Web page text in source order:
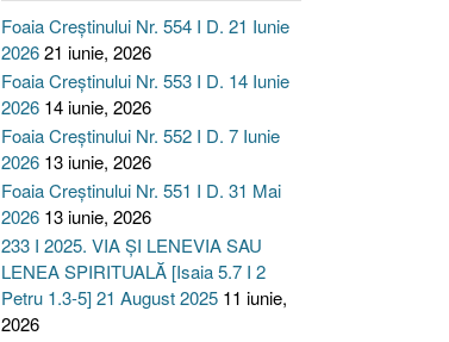
Foaia Creștinului Nr. 554 I D. 21 Iunie
202621 iunie, 2026
Foaia Creștinului Nr. 553 I D. 14 Iunie
2026 14 iunie, 2026
Foaia Creștinului Nr. 552 I D. 7 Iunie
2026 13 iunie, 2026
Foaia Creștinului Nr. 551 I D. 31 Mai
2026 13 iunie, 2026
233 I 2025. VIA ȘI LENEVIA SAU
LENEA SPIRITUALĂ [Isaia 5.7 I 2
Petru 1.3-5] 21 August 2025 11 iunie,
2026